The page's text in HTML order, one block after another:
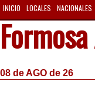
INICIO LOCALES NACIONALES
08 de AGO de 26